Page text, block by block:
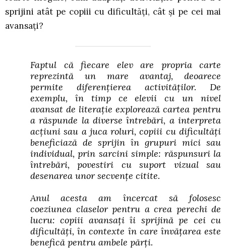
sprijini atât pe copiii cu dificultăți, cât și pe cei mai
avansați?
Faptul că fiecare elev are propria carte
reprezintă un mare avantaj, deoarece
permite diferențierea activităților. De
exemplu, în timp ce elevii cu un nivel
avansat de literație explorează cartea pentru
a răspunde la diverse întrebări, a interpreta
acțiuni sau a juca roluri, copiii cu dificultăți
beneficiază de sprijin în grupuri mici sau
individual, prin sarcini simple: răspunsuri la
întrebări, povestiri cu suport vizual sau
desenarea unor secvențe citite.
Anul acesta am încercat să folosesc
coeziunea claselor pentru a crea perechi de
lucru: copiii avansați îi sprijină pe cei cu
dificultăți, în contexte în care învățarea este
benefică pentru ambele părți.